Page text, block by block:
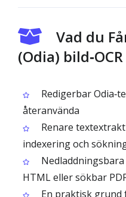
Vad du
(Odia) bild‑OCR
Redigerbar
återanvända
Renare
indexering och
HTML eller sökbar
En praktisk